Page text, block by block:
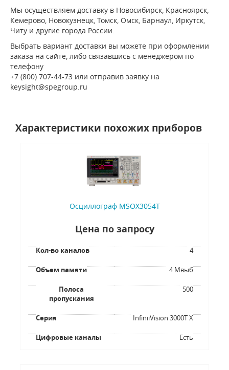
Мы осуществляем доставку в Новосибирск, Красноярск,
Кемерово, Новокузнецк, Томск, Омск, Барнаул, Иркутск,
Читу и другие города России.
Выбрать вариант доставки вы можете при оформлении
заказа на сайте, либо связавшись с менеджером по
телефону
+7 (800) 707-44-73 или отправив заявку на
keysight@spegroup.ru
Характеристики похожих приборов
Осциллограф MSOX3054T
Цена по запросу
Кол-во каналов 4
Объем памяти 4 Мвыб
Полоса
пропускания
500
Серия InfiniiVision 3000T X
Цифровые каналы Есть